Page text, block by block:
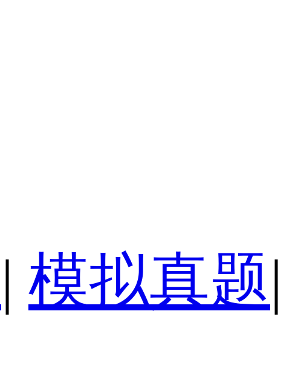
| 模拟真题|